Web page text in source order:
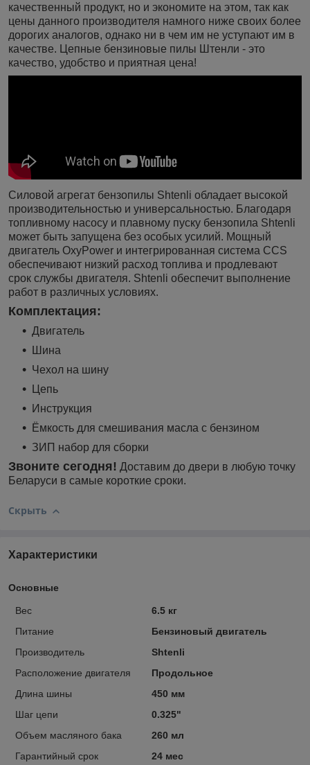
качественный продукт, но и экономите на этом, так как
цены данного производителя намного ниже своих более
дорогих аналогов, однако ни в чем им не уступают им в
качестве. Цепные бензиновые пилы Штенли - это
качество, удобство и приятная цена!
Силовой агрегат бензопилы Shtenli обладает высокой
производительностью и универсальностью. Благодаря
топливному насосу и плавному пуску бензопила Shtenli
может быть запущена без особых усилий. Мощный
двигатель OxyPower и интегрированная система CCS
обеспечивают низкий расход топлива и продлевают
срок службы двигателя. Shtenli обеспечит выполнение
работ в различных условиях.
Комплектация:
Двигатель
Шина
Чехол на шину
Цепь
Инструкция
Ёмкость для смешивания масла с бензином
ЗИП набор для сборки
Звоните сегодня! Доставим до двери в любую точку
Беларуси в самые короткие сроки.
Скрыть
Характеристики
Основные
Вес
6.5 кг
Питание
Бензиновый двигатель
Производитель
Shtenli
Расположение двигателя
Продольное
Длина шины
450 мм
Шаг цепи
0.325"
Объем масляного бака
260 мл
Гарантийный срок
24 мес